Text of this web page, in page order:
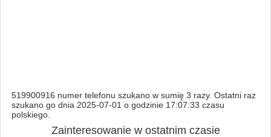
519900916 numer telefonu szukano w sumię 3 razy. Ostatni raz
szukano go dnia 2025-07-01 o godzinie 17:07:33 czasu
polskiego.
Zainteresowanie w ostatnim czasie